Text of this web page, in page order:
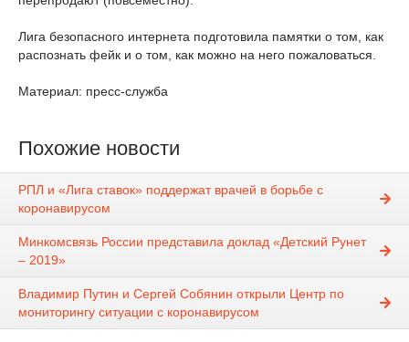
Лига безопасного интернета подготовила памятки о том, как
распознать фейк и о том, как можно на него пожаловаться.
Материал: пресс-служба
Похожие новости
РПЛ и «Лига ставок» поддержат врачей в борьбе с
коронавирусом
Минкомсвязь России представила доклад «Детский Рунет
– 2019»
Владимир Путин и Сергей Собянин открыли Центр по
мониторингу ситуации с коронавирусом